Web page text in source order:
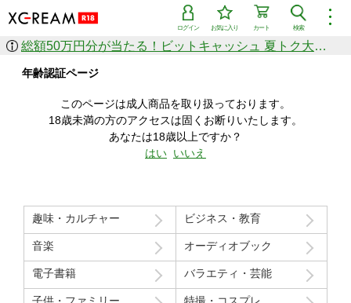
︙
検索
カート
お気に入り
ログイン
作品を探す
ジャンル
シリーズ
人気のセール中商品
新着セール中商品
すべての作品から探す
価格の安い順
価格の高い順
月間ランキング
年間ランキング
総額50万円分が当たる！ビットキャッシュ 夏トク大感謝祭
年齢認証ページ
このページは成人商品を取り扱っております。
18歳未満の方のアクセスは固くお断りいたします。
あなたは18歳以上ですか？
はい いいえ
趣味・カルチャー ビジネス・教育
音楽 オーディオブック
電子書籍 バラエティ・芸能